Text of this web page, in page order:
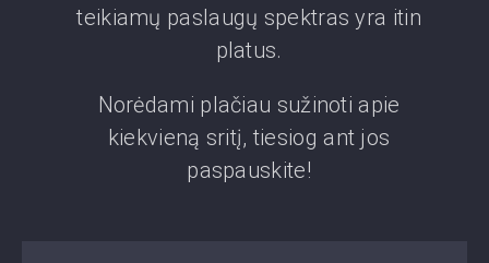
teikiamų paslaugų spektras yra itin
platus.
Norėdami plačiau sužinoti apie
kiekvieną sritį, tiesiog ant jos
paspauskite!